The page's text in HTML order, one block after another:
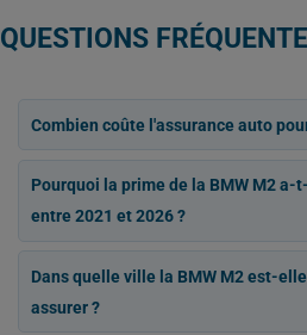
QUESTIONS
Combien coûte l'assurance auto
Pourquoi la prime de la BMW M2
entre 2021 et 2026 ?
Dans quelle ville la BMW M2 est-
assurer ?